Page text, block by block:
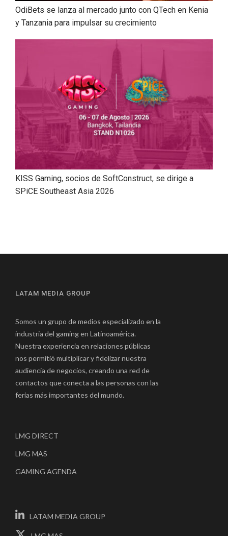
OdiBets se lanza al mercado junto con QTech en Kenia
y Tanzania para impulsar su crecimiento
KISS Gaming, socios de SoftConstruct, se dirige a
SPiCE Southeast Asia 2026
LATAM MEDIA GROUP
Somos un grupo de medios especializado en la
industria del gaming en Latinoamérica.
Nuestra experiencia en relaciones públicas
nos permitió multiplicar y fidelizar nuestra
audiencia de negocios, creando una red de
contactos que conecta a las personas con las
ferias más importantes del mundo.
LMG DIRECT
LMG MAS
GAMING AGENDA
LATAM MEDIA GROUP